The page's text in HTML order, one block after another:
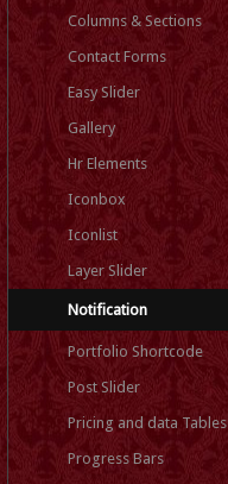
Columns & Sections
Contact Forms
Easy Slider
Gallery
Hr Elements
Iconbox
Iconlist
Layer Slider
Notification
Portfolio Shortcode
Post Slider
Pricing and data Tables
Progress Bars